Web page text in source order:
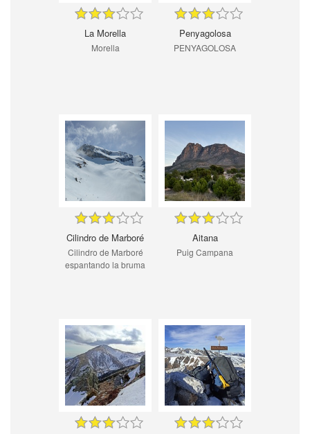
La Morella
Morella
Penyagolosa
PENYAGOLOSA
Cilindro de Marboré
Cilindro de Marboré
espantando la bruma
Aitana
Puig Campana